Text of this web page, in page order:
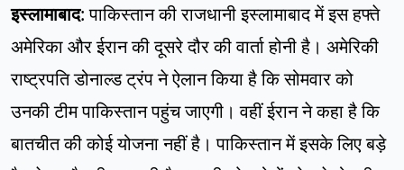
इस्लामाबाद: पाकिस्तान की राजधानी इस्लामाबाद में इस हफ्ते
अमेरिका और ईरान की दूसरे दौर की वार्ता होनी है। अमेरिकी
राष्ट्रपति डोनाल्ड ट्रंप ने ऐलान किया है कि सोमवार को
उनकी टीम पाकिस्तान पहुंच जाएगी। वहीं ईरान ने कहा है कि
बातचीत की कोई योजना नहीं है। पाकिस्तान में इसके लिए बड़े